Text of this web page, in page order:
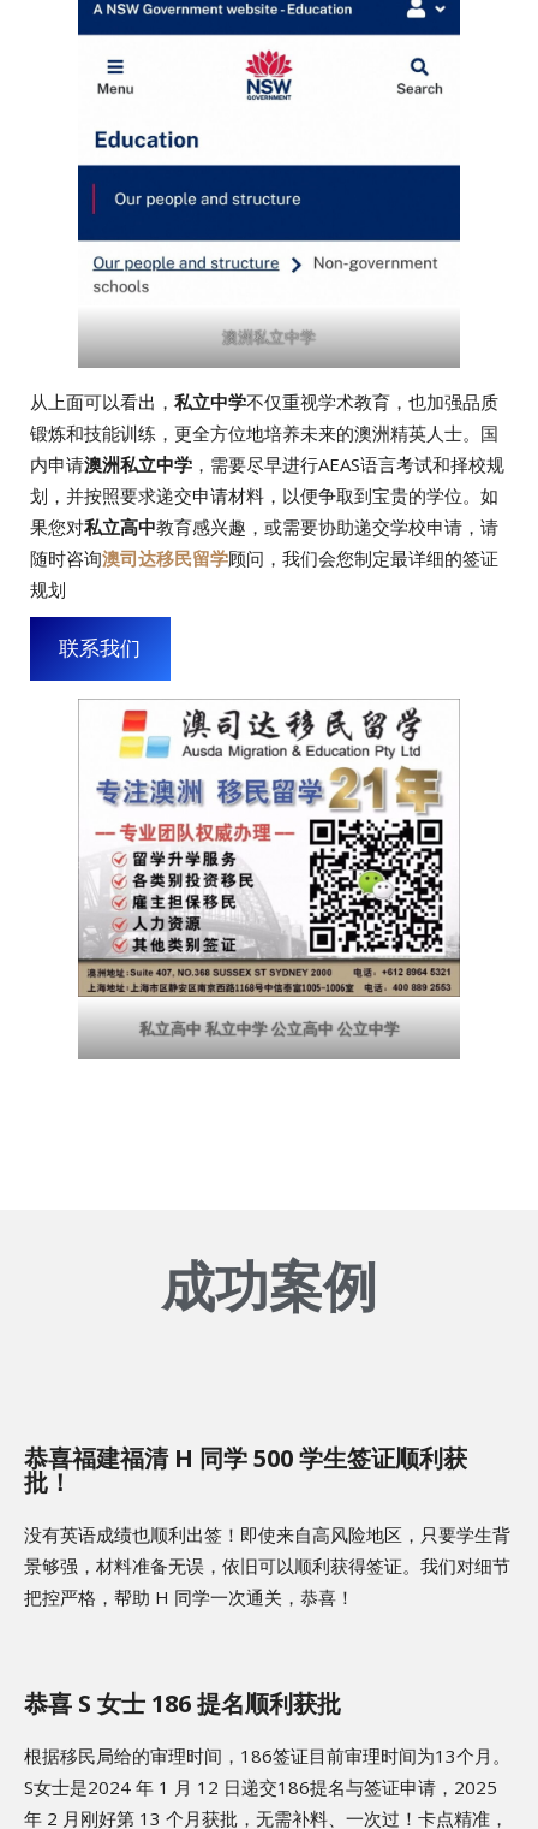
澳洲私立中学
从上面可以看出， 私立中学不仅重视学术教育，也加强品质
锻炼和技能训练，更全方位地培养未来的澳洲精英人士。国
内申请澳洲私立中学 ，需要尽早进行AEAS语言考试和择校规
划，并按照要求递交申请材料，以便争取到宝贵的学位。如
果您对私立高中教育感兴趣，或需要协助递交学校申请，请
随时咨询澳司达移民留学顾问，我们会您制定最详细的签证
规划
联系我们
私立高中 私立中学 公立高中 公立中学
成功案例
恭喜福建福清 H 同学 500 学生签证顺利获
批！
没有英语成绩也顺利出签！即使来自高风险地区，只要学生背
景够强，材料准备无误，依旧可以顺利获得签证。我们对细节
把控严格，帮助 H 同学一次通关，恭喜！
恭喜 S 女士 186 提名顺利获批
根据移民局给的审理时间，186签证目前审理时间为13个月。
S女士是2024 年 1 月 12 日递交186提名与签证申请，2025
年 2 月刚好第 13 个月获批，无需补料、一次过！卡点精准，